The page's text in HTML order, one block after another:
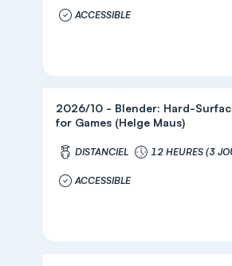
ACCESSIBLE
2026/10 - Blender: Hard-
for Games (Helge Maus)
DISTANCIEL 12 HEURES (3
ACCESSIBLE